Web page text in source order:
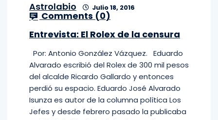
Astrolabio Julio 18, 2016
Comments (0)
Entrevista: El Rolex de la censura
Por: Antonio González Vázquez. Eduardo
Alvarado escribió del Rolex de 300 mil pesos
del alcalde Ricardo Gallardo y entonces
perdió su espacio. Eduardo José Alvarado
Isunza es autor de la columna política Los
Jefes y desde febrero pasado la publicaba